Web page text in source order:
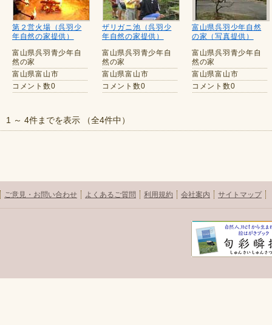
第２営火場（呉羽少
年自然の家提供）
富山県呉羽青少年自
然の家
富山県富山市
コメント数0
ザリガニ池（呉羽少
年自然の家提供）
富山県呉羽青少年自
然の家
富山県富山市
コメント数0
富山県呉羽少年自然
の家（写真提供）
富山県呉羽青少年自
然の家
富山県富山市
コメント数0
1 ～ 4件までを表示 （全4件中）
ご意見・お問い合わせ よくあるご質問 利用規約 会社案内 サイトマップ